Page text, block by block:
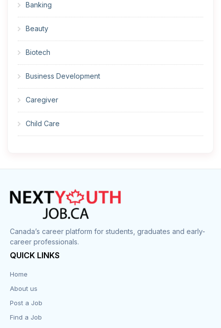
Banking
Beauty
Biotech
Business Development
Caregiver
Child Care
Construction
Cook
Corrections
Customer Service
Design
Distribution-Shipping
Canada’s career platform for students, graduates and early-
career professionals.
QUICK LINKS
Home
About us
Post a Job
Find a Job